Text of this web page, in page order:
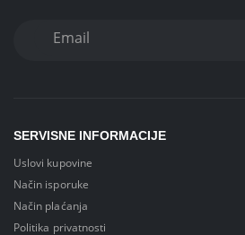
SERVISNE INFORMACIJE
Uslovi kupovine
Način isporuke
Način plaćanja
Politika privatnosti